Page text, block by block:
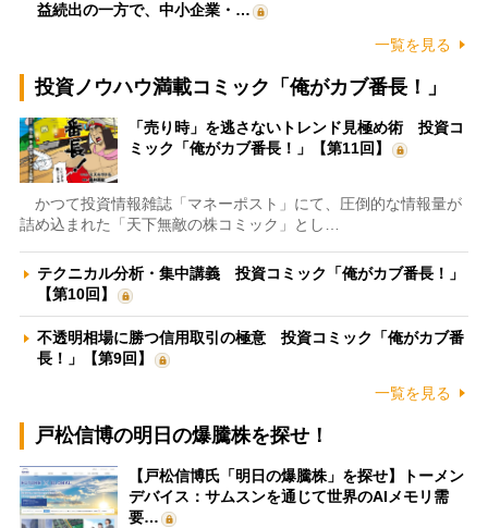
益続出の一方で、中小企業・…
一覧を見る
投資ノウハウ満載コミック「俺がカブ番長！」
「売り時」を逃さないトレンド見極め術 投資コ
ミック「俺がカブ番長！」【第11回】
かつて投資情報雑誌「マネーポスト」にて、圧倒的な情報量が
詰め込まれた「天下無敵の株コミック」とし…
テクニカル分析・集中講義 投資コミック「俺がカブ番長！」
【第10回】
不透明相場に勝つ信用取引の極意 投資コミック「俺がカブ番
長！」【第9回】
一覧を見る
戸松信博の明日の爆騰株を探せ！
【戸松信博氏「明日の爆騰株」を探せ】トーメン
デバイス：サムスンを通じて世界のAIメモリ需
要…